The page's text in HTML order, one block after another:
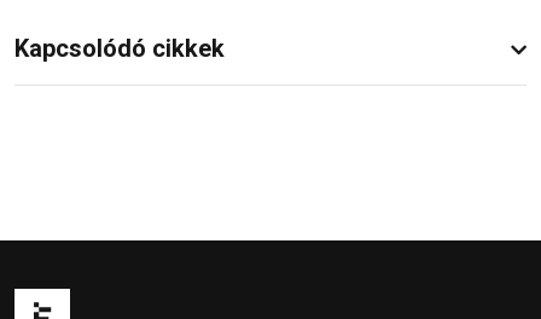
Kapcsolódó cikkek